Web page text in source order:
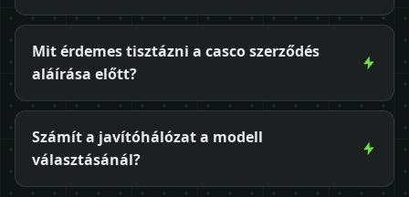
Mit érdemes tisztázni a casco szerződés
aláírása előtt?
Számít a javítóhálózat a modell
választásánál?